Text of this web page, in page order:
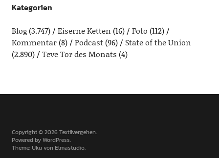
Kategorien
Blog(3.747) Eiserne Ketten (16) Foto (112)
Kommentar(8) Podcast(96)
State of the Union
(2.890)
Teve Tor des Monats (4)
Copyright © 2026 Textilvergehen
Powered byWordPress
Theme: Uku vonElmastudio